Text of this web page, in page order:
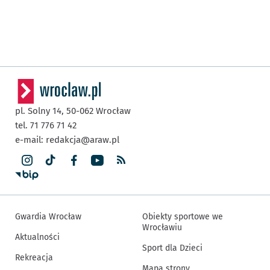
pl. Solny 14, 50-062 Wrocław
tel. 71 776 71 42
e-mail: redakcja@araw.pl
Gwardia Wrocław
Aktualności
Rekreacja
Obiekty sportowe we
Wrocławiu
Sport dla Dzieci